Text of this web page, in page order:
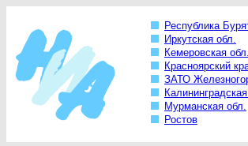
Республика
Иркутская обл.
Кемеровская обл.
Красноярский
ЗАТО
Мурманская обл.
Ростов